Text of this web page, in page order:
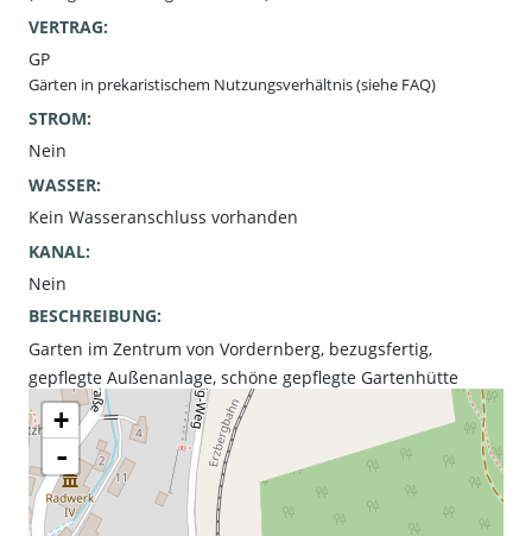
VERTRAG:
GP
Gärten in prekaristischem Nutzungsverhältnis (siehe FAQ)
STROM:
Nein
WASSER:
Kein Wasseranschluss vorhanden
KANAL:
Nein
BESCHREIBUNG:
Garten im Zentrum von Vordernberg, bezugsfertig,
gepflegte Außenanlage, schöne gepflegte Gartenhütte
+
-